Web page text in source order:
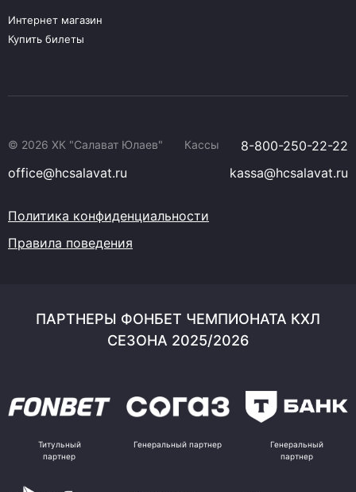
Интернет магазин
Купить билеты
© 2026 ХК "Салават Юлаев" Кассы
8-800-250-22-22
office@hcsalavat.ru
kassa@hcsalavat.ru
Политика конфиденциальности
Правила поведения
ПАРТНЕРЫ ФОНБЕТ ЧЕМПИОНАТА КХЛ
СЕЗОНА 2025/2026
Титульный
партнер
Генеральный партнер
Генеральный
партнер